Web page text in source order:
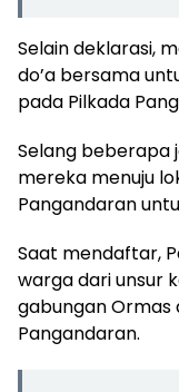
Selain deklarasi,
do’a bersama
pada Pilkada
Selang beberapa
mereka menuju
Pangandaran
Saat mendaftar,
warga dari unsur
gabungan Ormas
Pangandaran.